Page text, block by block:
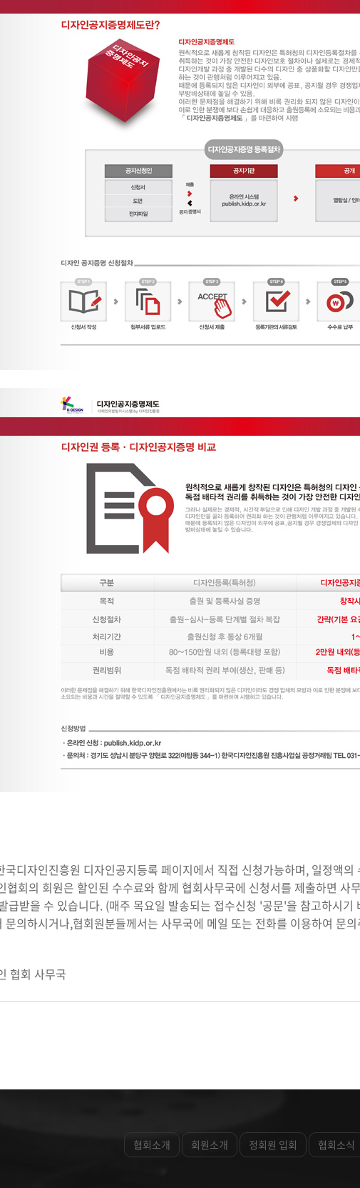
국디자인진흥원 디자인공지등록 페이지에서 직접 신청가능하며, 일정액
협회의 회원은 할인된 수수료와 함께 협회사무국에 신청서를 제출하면 사
급받을 수 있습니다. (매주 목요일 발송되는 접수신청 '공문'을 참고하시
의하시거나,협회원분들께서는 사무국에 메일 또는 전화를 이용하여 문
협회 사무국
협회소개 회원소개 정회원 입회 협회소식